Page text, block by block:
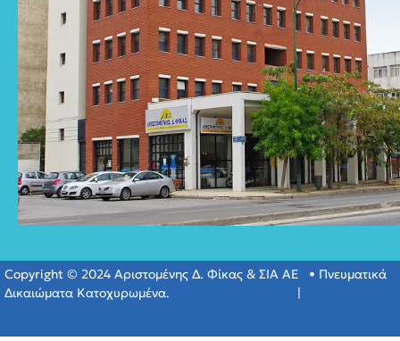
Copyright © 2024 Αριστομένης Δ. Φίκας & ΣΙΑ ΑΕ • Πνευματικά
Δικαιώματα Κατοχυρωμένα.
|